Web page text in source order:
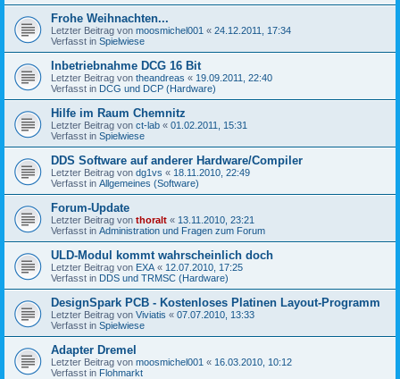
Frohe Weihnachten...
Letzter Beitrag von moosmichel001 « 24.12.2011, 17:34
Verfasst in Spielwiese
Inbetriebnahme DCG 16 Bit
Letzter Beitrag von theandreas « 19.09.2011, 22:40
Verfasst in DCG und DCP (Hardware)
Hilfe im Raum Chemnitz
Letzter Beitrag von ct-lab « 01.02.2011, 15:31
Verfasst in Spielwiese
DDS Software auf anderer Hardware/Compiler
Letzter Beitrag von dg1vs « 18.11.2010, 22:49
Verfasst in Allgemeines (Software)
Forum-Update
Letzter Beitrag von thoralt « 13.11.2010, 23:21
Verfasst in Administration und Fragen zum Forum
ULD-Modul kommt wahrscheinlich doch
Letzter Beitrag von EXA « 12.07.2010, 17:25
Verfasst in DDS und TRMSC (Hardware)
DesignSpark PCB - Kostenloses Platinen Layout-Programm
Letzter Beitrag von Viviatis « 07.07.2010, 13:33
Verfasst in Spielwiese
Adapter Dremel
Letzter Beitrag von moosmichel001 « 16.03.2010, 10:12
Verfasst in Flohmarkt